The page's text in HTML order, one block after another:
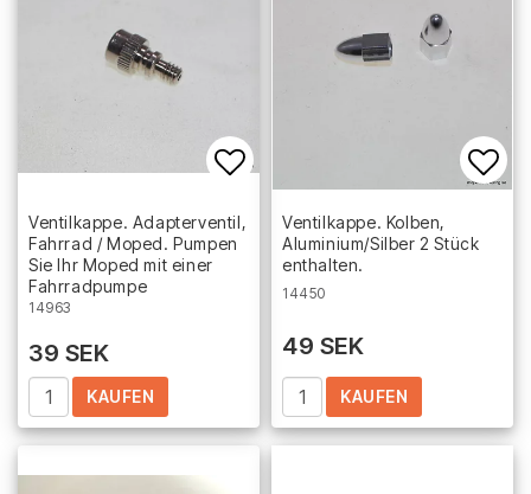
Add to list of favorites
Ventilkappe. Adapterventil,
Fahrrad / Moped. Pumpen
Sie Ihr Moped mit einer
Fahrradpumpe
14963
39 SEK
KAUFEN
Ventilkappe. Kolben,
Aluminium/Silber 2 Stück
enthalten.
14450
49 SEK
KAUFEN